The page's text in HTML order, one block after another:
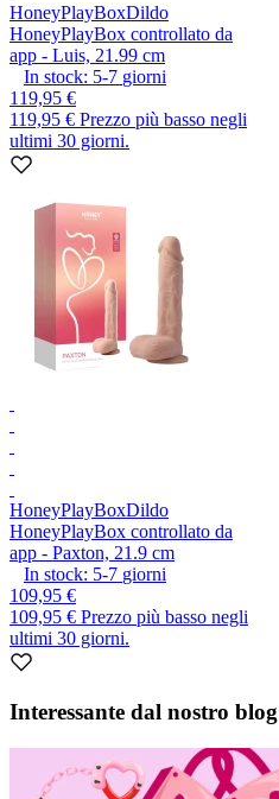
HoneyPlayBoxDildo
HoneyPlayBox controllato da
app - Luis, 21.99 cm
In stock: 5-7 giorni
119,95 €
119,95 € Prezzo più basso negli
ultimi 30 giorni.
HoneyPlayBoxDildo
HoneyPlayBox controllato da
app - Paxton, 21.9 cm
In stock: 5-7 giorni
109,95 €
109,95 € Prezzo più basso negli
ultimi 30 giorni.
Interessante dal nostro blog